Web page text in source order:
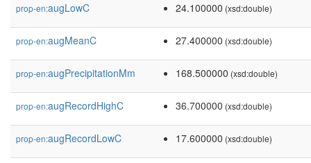
prop-en:augLowC 24.100000 (xsd:double)
prop-en:augMeanC 27.400000 (xsd:double)
prop-en:augPrecipitationMm 168.500000 (xsd:double)
prop-en:augRecordHighC 36.700000 (xsd:double)
prop-en:augRecordLowC 17.600000 (xsd:double)